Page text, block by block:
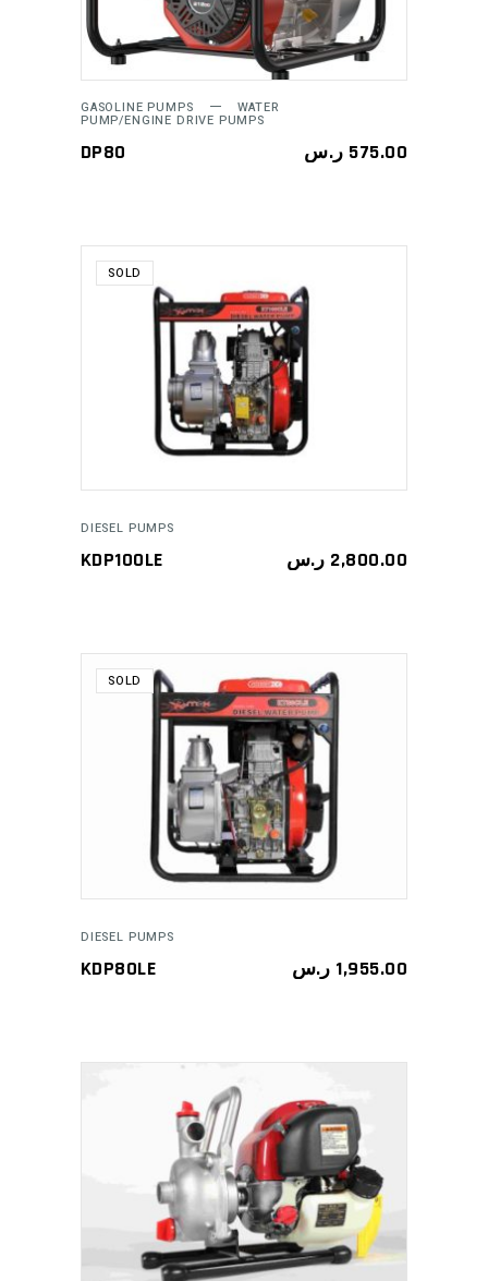
GASOLINE PUMPS WATER
PUMP/ENGINE DRIVE PUMPS
DP80 575.00 ر.س
SOLD
READ MORE
DIESEL PUMPS
KDP100LE 2,800.00 ر.س
SOLD
READ MORE
DIESEL PUMPS
KDP80LE 1,955.00 ر.س
ADD TO CART